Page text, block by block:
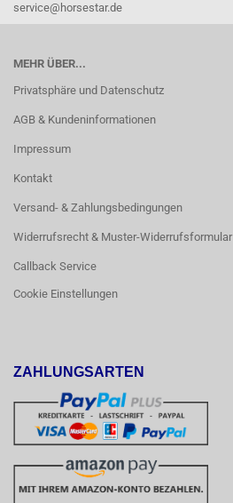
service@horsestar.de
MEHR ÜBER...
Privatsphäre und Datenschutz
AGB & Kundeninformationen
Impressum
Kontakt
Versand- & Zahlungsbedingungen
Widerrufsrecht & Muster-Widerrufsformular
Callback Service
Cookie Einstellungen
ZAHLUNGSARTEN